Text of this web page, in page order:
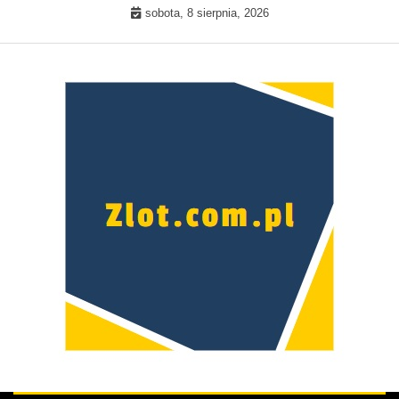
sobota, 8 sierpnia, 2026